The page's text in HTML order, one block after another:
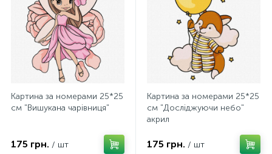
Картина за номерами 25*25
см "Вишукана чарівниця"
175 грн. / шт
Картина за номерами 25*25
см "Досліджуючи небо"
акрил
175 грн. / шт